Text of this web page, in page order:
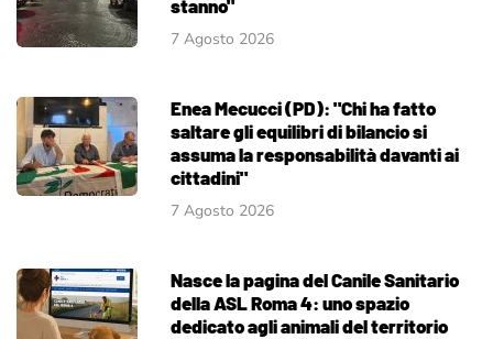
stanno"
7 Agosto 2026
Enea Mecucci (PD): "Chi ha fatto
saltare gli equilibri di bilancio si
assuma la responsabilità davanti ai
cittadini"
7 Agosto 2026
Nasce la pagina del Canile Sanitario
della ASL Roma 4: uno spazio
dedicato agli animali del territorio